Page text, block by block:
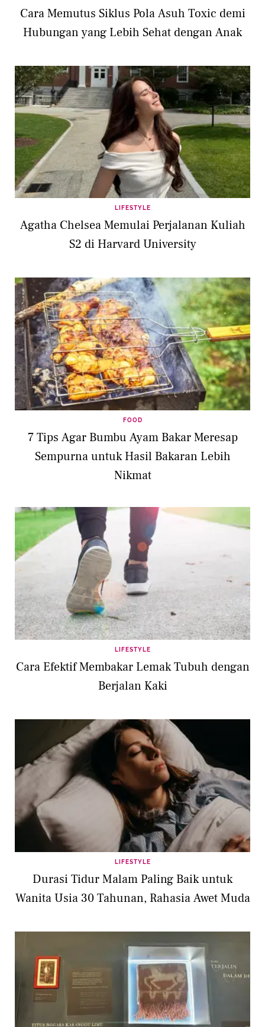
Cara Memutus Siklus Pola Asuh Toxic demi
Hubungan yang Lebih Sehat dengan Anak
LIFESTYLE
Agatha Chelsea Memulai Perjalanan Kuliah
S2 di Harvard University
FOOD
7 Tips Agar Bumbu Ayam Bakar Meresap
Sempurna untuk Hasil Bakaran Lebih
Nikmat
LIFESTYLE
Cara Efektif Membakar Lemak Tubuh dengan
Berjalan Kaki
LIFESTYLE
Durasi Tidur Malam Paling Baik untuk
Wanita Usia 30 Tahunan, Rahasia Awet Muda